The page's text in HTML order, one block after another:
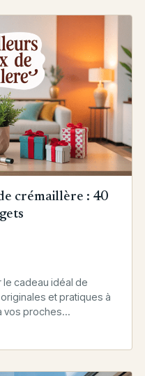
crémaillère : 40
cadeau idéal de
et pratiques à
vos proches…